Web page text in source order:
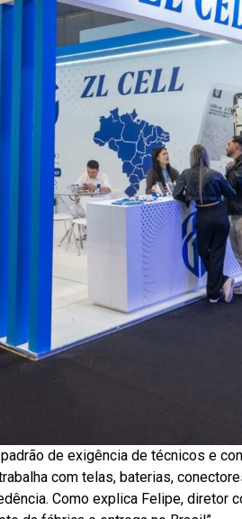
de exigência de técnicos e
com telas, baterias,
Como explica Felipe, diretor